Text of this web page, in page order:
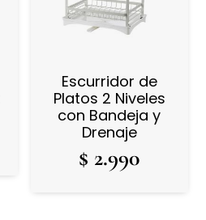
Escurridor de
Platos 2 Niveles
con Bandeja y
Drenaje
$ 2.990